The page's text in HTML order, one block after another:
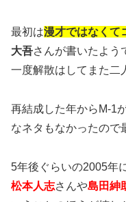
最初は漫才ではなくて
大吾さんが書いたよう
一度解散はしてまた二
再結成した年からM-1
なネタもなかったので
5年後ぐらいの2005年
松本人志さんや島田紳